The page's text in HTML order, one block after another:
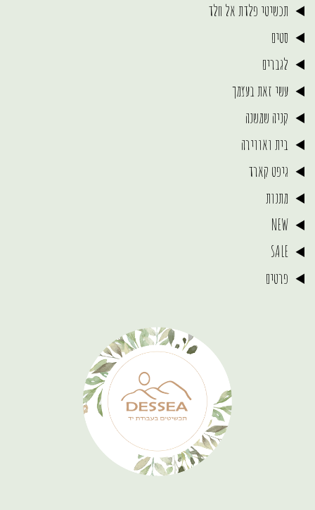
תכשיטי פלדת אל חלד
סטים
לגברים
עשי זאת בעצמך
קניה שמשנה
בית ואווירה
גיפט קארד
מתנות
NEW
SALE
פרטים